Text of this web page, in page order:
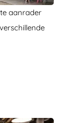
aanrader